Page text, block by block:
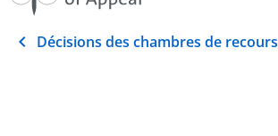
Décisions des chambres de recours